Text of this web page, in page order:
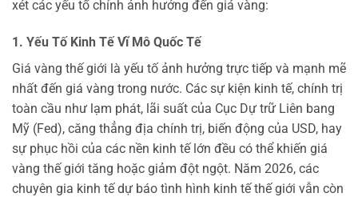
xét các yếu tố chính ảnh hưởng đến giá vàng:
1. Yếu Tố Kinh Tế Vĩ Mô Quốc Tế
Giá vàng thế giới là yếu tố ảnh hưởng trực tiếp và mạnh mẽ
nhất đến giá vàng trong nước. Các sự kiện kinh tế, chính trị
toàn cầu như lạm phát, lãi suất của Cục Dự trữ Liên bang
Mỹ (Fed), căng thẳng địa chính trị, biến động của USD, hay
sự phục hồi của các nền kinh tế lớn đều có thể khiến giá
vàng thế giới tăng hoặc giảm đột ngột. Năm 2026, các
chuyên gia kinh tế dự báo tình hình kinh tế thế giới vẫn còn